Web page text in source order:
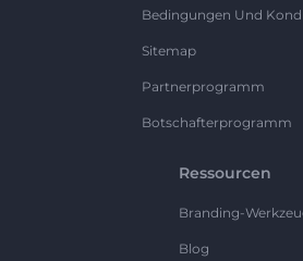
Bedingungen Und
Sitemap
Partnerprogramm
Botschafterprogramm
Ressourcen
Branding-
Blog